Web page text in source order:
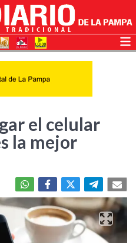
el celular
la mejor